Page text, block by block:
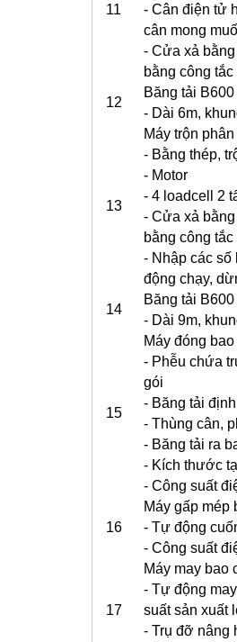
11
- Cân điện tử
cân mong
- Cửa xả
bằng công tắc
12
Băng tải
- Dài 6m,
13
Máy trộn
- Bằng thép,
- Motor
- 4 loadcell 2
- Cửa xả
bằng công tắc
- Nhập các số
động chạy,
14
Băng tải
- Dài 9m,
15
Máy đóng
- Phễu chứa
gói
- Băng tải
- Thùng cân,
- Băng tải ra
- Kích thước
- Công suất
16
Máy gấp mép
- Tự động
- Công suất
17
Máy may bao
- Tự động
suất sản xuất
- Trụ đỡ nâng